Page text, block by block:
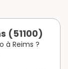
(51100)
à Reims ?